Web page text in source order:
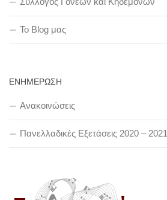
To Blog μας
ΕΝΗΜΕΡΩΣΗ
Ανακοινώσεις
Πανελλαδικές Εξετάσεις 2020 – 2021